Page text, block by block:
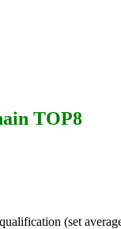
TOP8
(set